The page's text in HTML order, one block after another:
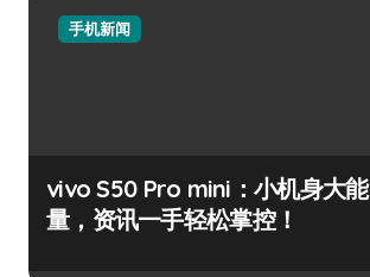
手机新闻
vivo S50 Pro mini：小机身大能
量，资讯一手轻松掌控！